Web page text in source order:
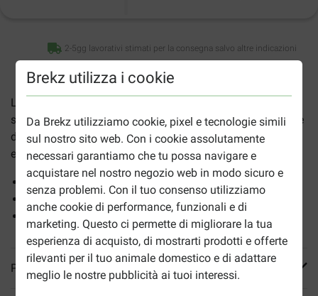
Brekz utilizza i cookie
Da Brekz utilizziamo cookie, pixel e tecnologie simili
sul nostro sito web. Con i cookie assolutamente
necessari garantiamo che tu possa navigare e
acquistare nel nostro negozio web in modo sicuro e
senza problemi. Con il tuo consenso utilizziamo
anche cookie di performance, funzionali e di
marketing. Questo ci permette di migliorare la tua
esperienza di acquisto, di mostrarti prodotti e offerte
rilevanti per il tuo animale domestico e di adattare
meglio le nostre pubblicità ai tuoi interessi.
2-5gg lavorativi stimati per la consegna salvo altre indicazioni
Le
snack per il tuo cane che consiste in una bacchetta in pelle
di manzo pressata avvolta da uno strato di cane di pollo
essiccata. Questi snack sono adatti ad ogni cane.
Adatto ad ogni cane
Come ricompensa o spuntino
Peso: 40-45 gr
Più informazioni